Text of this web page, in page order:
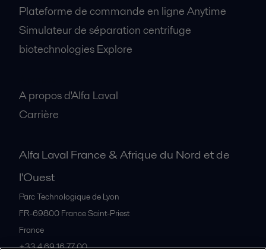
Plateforme de commande en ligne Anytime
Simulateur de séparation centrifuge
biotechnologies Explore
A propos d'Alfa Laval
Carrière
Alfa Laval France & Afrique du Nord et de
l'Ouest
Parc Technologique de Lyon
FR-69800 France Saint-Priest
France
+33 4 69 16 77 00